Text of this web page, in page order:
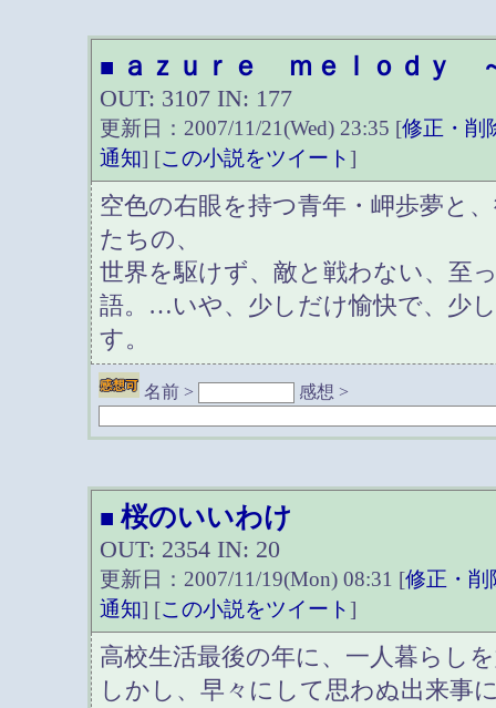
■ ａｚｕｒｅ ｍｅｌｏｄｙ
OUT: 3107 IN: 177
更新日：2007/11/21(Wed) 23:35 [修正・削
通知] [この小説をツイート]
空色の右眼を持つ青年・岬歩夢と
たちの、
世界を駆けず、敵と戦わない、至
語。…いや、少しだけ愉快で、少
す。
名前 > 感想 >
■ 桜のいいわけ
OUT: 2354 IN: 20
更新日：2007/11/19(Mon) 08:31 [修正・削
通知] [この小説をツイート]
高校生活最後の年に、一人暮らし
しかし、早々にして思わぬ出来事